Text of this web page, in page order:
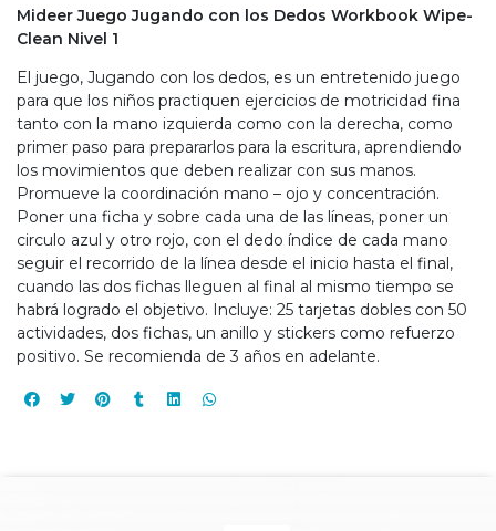
Mideer Juego Jugando con los Dedos Workbook Wipe-
Clean Nivel 1
El juego, Jugando con los dedos, es un entretenido juego
para que los niños practiquen ejercicios de motricidad fina
tanto con la mano izquierda como con la derecha, como
primer paso para prepararlos para la escritura, aprendiendo
los movimientos que deben realizar con sus manos.
Promueve la coordinación mano – ojo y concentración.
Poner una ficha y sobre cada una de las líneas, poner un
circulo azul y otro rojo, con el dedo índice de cada mano
seguir el recorrido de la línea desde el inicio hasta el final,
cuando las dos fichas lleguen al final al mismo tiempo se
habrá logrado el objetivo. Incluye: 25 tarjetas dobles con 50
actividades, dos fichas, un anillo y stickers como refuerzo
positivo. Se recomienda de 3 años en adelante.